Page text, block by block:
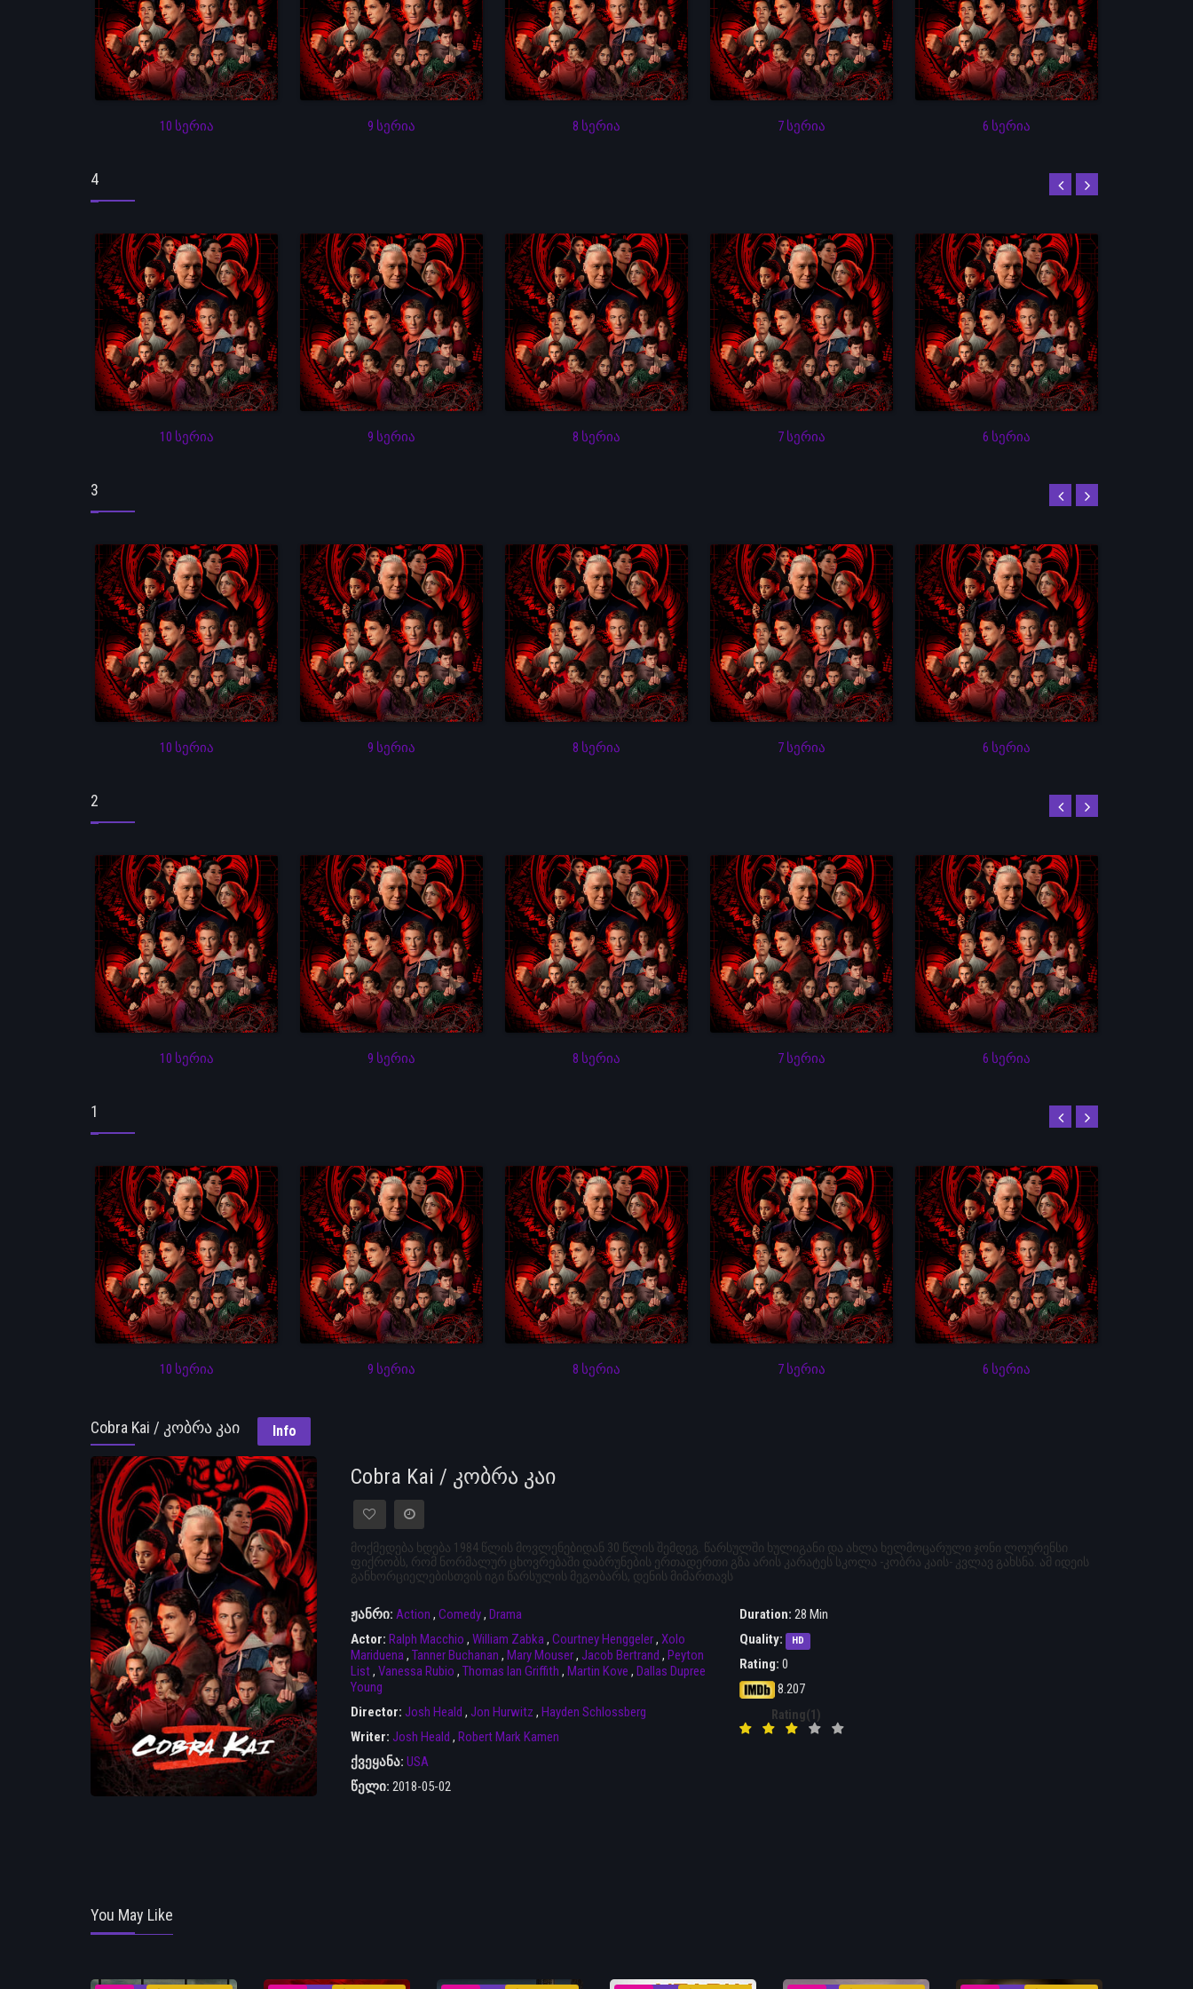
10 სერია 9 სერია 8 სერია 7 სერია 6 სერია
4
10 სერია 9 სერია 8 სერია 7 სერია 6 სერია
3
10 სერია 9 სერია 8 სერია 7 სერია 6 სერია
2
10 სერია 9 სერია 8 სერია 7 სერია 6 სერია
1
10 სერია 9 სერია 8 სერია 7 სერია 6 სერია
Cobra Kai / კობრა კაი Info
Cobra Kai / კობრა კაი
მოქმედება ხდება 1984 წლის მოვლენებიდან 30 წლის შემდეგ. წარსულში ხულიგანი და ახლა ხელმოცარული ჯონი ლოურენსი
ფიქრობს, რომ ნორმალურ ცხოვრებაში დაბრუნების ერთადერთი გზა არის კარატეს სკოლა -კობრა კაის- კვლავ გახსნა. ამ იდეის
განხორციელებისთვის იგი წარსულის მეგობარს, დენის მიმართავს
ჟანრი: Action , Comedy, Drama
Actor: Ralph Macchio , William Zabka, Courtney Henggeler, Xolo
Mariduena, Tanner Buchanan , Mary Mouser, Jacob Bertrand , Peyton
List, Vanessa Rubio , Thomas Ian Griffith , Martin Kove , Dallas Dupree
Young
Director: Josh Heald , Jon Hurwitz , Hayden Schlossberg
Writer: Josh Heald , Robert Mark Kamen
ქვეყანა: USA
წელი: 2018-05-02
Duration: 28 Min
Quality:
HD
Rating: 0
8.207
Rating(1)
You May Like